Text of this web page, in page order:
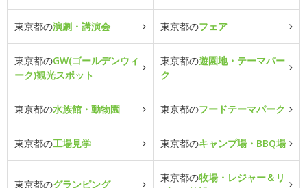
東京都の演劇・講演会 東京都のフェア
東京都のGW(ゴールデンウィ
ーク)観光スポット
東京都の遊園地・テーマパー
ク
東京都の水族館・動物園 東京都のフードテーマパーク
東京都の工場見学 東京都のキャンプ場・BBQ場
東京都のグランピング
東京都の牧場・レジャー＆リ